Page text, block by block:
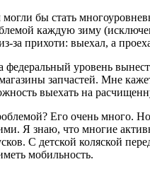
бы стать
каждую зиму
за прихоти: выехал, а
уровень
запчастей. Мне
выехать на
Его очень много.
Я знаю, что многие
С детской коляской
мобильность.